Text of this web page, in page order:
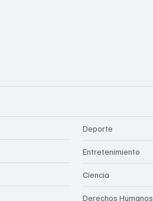
Deporte
Entretenimiento
Ciencia
Derechos Humanos